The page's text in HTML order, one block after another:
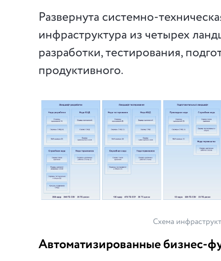
Развернута системно-
инфраструктура из четырех
разработки, тестирования,
продуктивного.
Схема
Автоматизированные бизнес-